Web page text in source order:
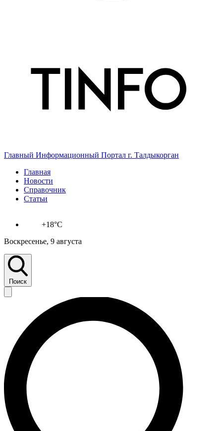
Главный Информационный Портал г. Талдыкорган
Главная
Новости
Справочник
Статьи
+18°C
Воскресенье, 9 августа
Поиск